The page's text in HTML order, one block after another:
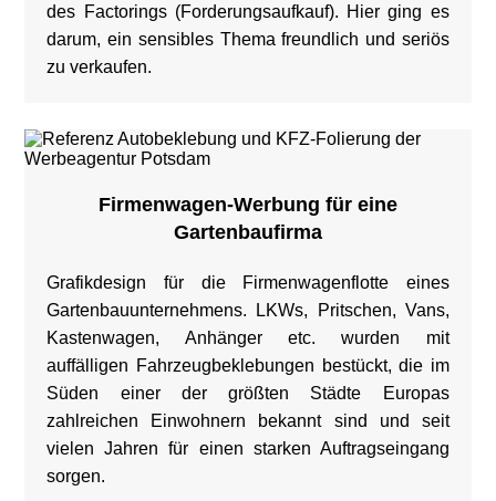
des Factorings (Forderungsaufkauf). Hier ging es
darum, ein sensibles Thema freundlich und seriös
zu verkaufen.
Firmenwagen-Werbung für eine
Gartenbaufirma
Grafikdesign für die Firmenwagenflotte eines
Gartenbauunternehmens. LKWs, Pritschen, Vans,
Kastenwagen, Anhänger etc. wurden mit
auffälligen Fahrzeugbeklebungen bestückt, die im
Süden einer der größten Städte Europas
zahlreichen Einwohnern bekannt sind und seit
vielen Jahren für einen starken Auftragseingang
sorgen.